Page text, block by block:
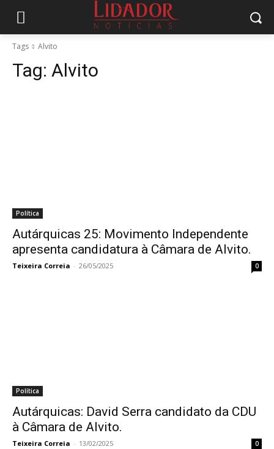
Tags Alvito
Tag: Alvito
Política
Autárquicas 25: Movimento Independente
apresenta candidatura à Câmara de Alvito.
Teixeira Correia - 26/05/2025 0
Política
Autárquicas: David Serra candidato da CDU
à Câmara de Alvito.
Teixeira Correia - 13/02/2025 0